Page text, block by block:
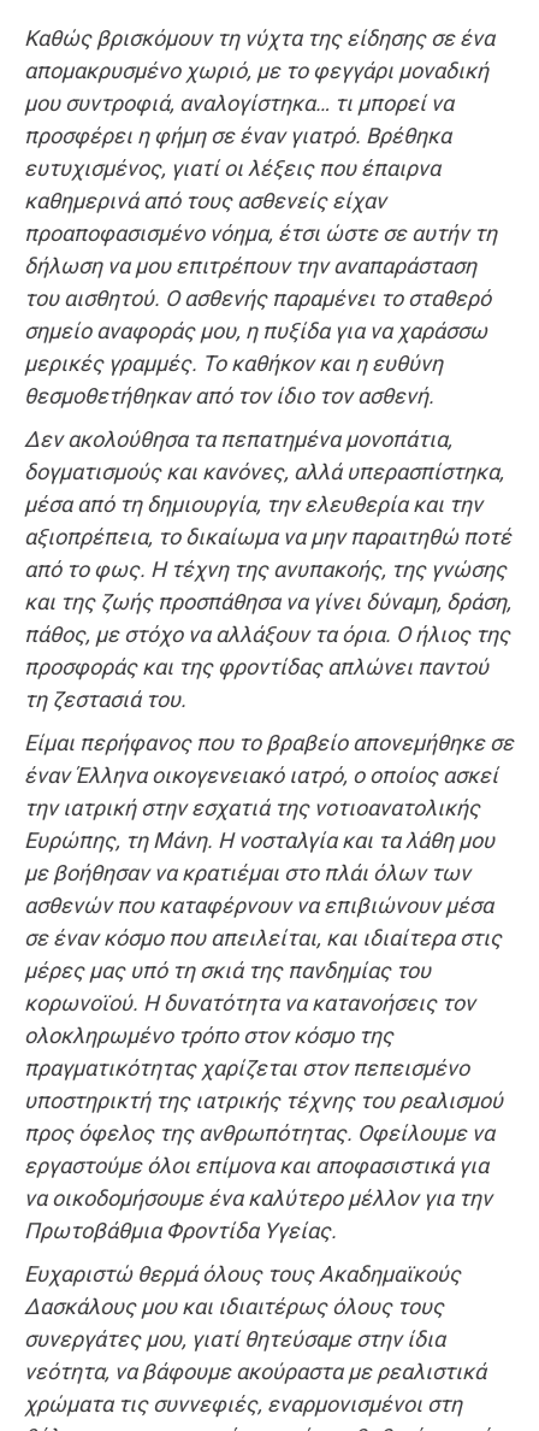
Καθώς βρισκόμουν τη νύχτα της είδησης σε ένα
απομακρυσμένο χωριό, με το φεγγάρι μοναδική
μου συντροφιά, αναλογίστηκα… τι μπορεί να
προσφέρει η φήμη σε έναν γιατρό. Βρέθηκα
ευτυχισμένος, γιατί οι λέξεις που έπαιρνα
καθημερινά από τους ασθενείς είχαν
προαποφασισμένο νόημα, έτσι ώστε σε αυτήν τη
δήλωση να μου επιτρέπουν την αναπαράσταση
του αισθητού. Oασθενής παραμένει το σταθερό
σημείο αναφοράς μου, η πυξίδα για να χαράσσω
μερικές γραμμές. Το καθήκον και η ευθύνη
θεσμοθετήθηκαν από τον ίδιο τον ασθενή.
Δεν ακολούθησα τα πεπατημένα μονοπάτια,
δογματισμούς και κανόνες, αλλά υπερασπίστηκα,
μέσα από τη δημιουργία, την ελευθερία και την
αξιοπρέπεια, το δικαίωμα να μην παραιτηθώ ποτέ
από το φως. Η τέχνη της ανυπακοής, της γνώσης
και της ζωής προσπάθησα να γίνει δύναμη, δράση,
πάθος, με στόχο να αλλάξουν τα όρια. Ο ήλιος της
προσφοράς και της φροντίδας απλώνει παντού
τη ζεστασιά του.
Είμαι περήφανος που το βραβείο απονεμήθηκε σε
έναν Έλληνα οικογενειακό ιατρό, ο οποίος ασκεί
την ιατρική στην εσχατιά της νοτιοανατολικής
Ευρώπης, τη Μάνη. Η νοσταλγία και τα λάθη μου
με βοήθησαν να κρατιέμαι στο πλάι όλων των
ασθενών που καταφέρνουν να επιβιώνουν μέσα
σε έναν κόσμο που απειλείται, και ιδιαίτερα στις
μέρες μας υπό τη σκιά της πανδημίας του
κορωνοϊού. Η δυνατότητα να κατανοήσεις τον
ολοκληρωμένο τρόπο στον κόσμο της
πραγματικότητας χαρίζεται στον πεπεισμένο
υποστηρικτή της ιατρικής τέχνης του ρεαλισμού
προς όφελος της ανθρωπότητας. Οφείλουμε να
εργαστούμε όλοι επίμονα και αποφασιστικά για
να οικοδομήσουμε ένα καλύτερο μέλλον για την
Πρωτοβάθμια Φροντίδα Υγείας.
Ευχαριστώ θερμά όλους τους Ακαδημαϊκούς
Δασκάλους μου και ιδιαιτέρως όλους τους
συνεργάτες μου, γιατί θητεύσαμε στην ίδια
νεότητα, να βάφουμε ακούραστα με ρεαλιστικά
χρώματα τις συννεφιές, εναρμονισμένοι στη